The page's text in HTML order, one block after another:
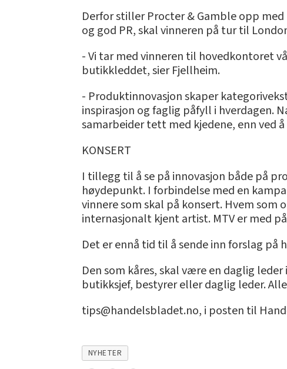
Derfor stiller Procter & Gamble opp
og god PR, skal vinneren på tur til
- Vi tar med vinneren til hovedkontoret
butikkleddet, sier Fjellheim.
- Produktinnovasjon skaper
inspirasjon og faglig påfyll i hverdagen.
samarbeider tett med kjedene, enn ved
KONSERT
I tillegg til å se på innovasjon både på
høydepunkt. I forbindelse med en
vinnere som skal på konsert. Hvem
internasjonalt kjent artist. MTV er med
Det er ennå tid til å sende inn forslag på
Den som kåres, skal være en daglig
butikksjef, bestyrer eller daglig leder.
tips@handelsbladet.no, i posten til
NYHETER